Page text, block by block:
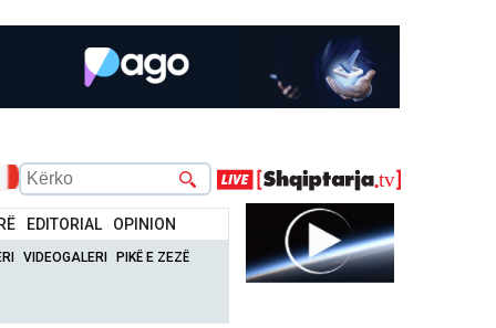
EDITORIAL OPINION
VIDEOGALERI PIKË E ZEZË